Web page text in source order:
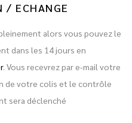
/ ECHANGE
alors vous pouvez le
dans les 14 jours en
. Vous recevrez par e-mail votre
de votre colis et le contrôle
sera déclenché